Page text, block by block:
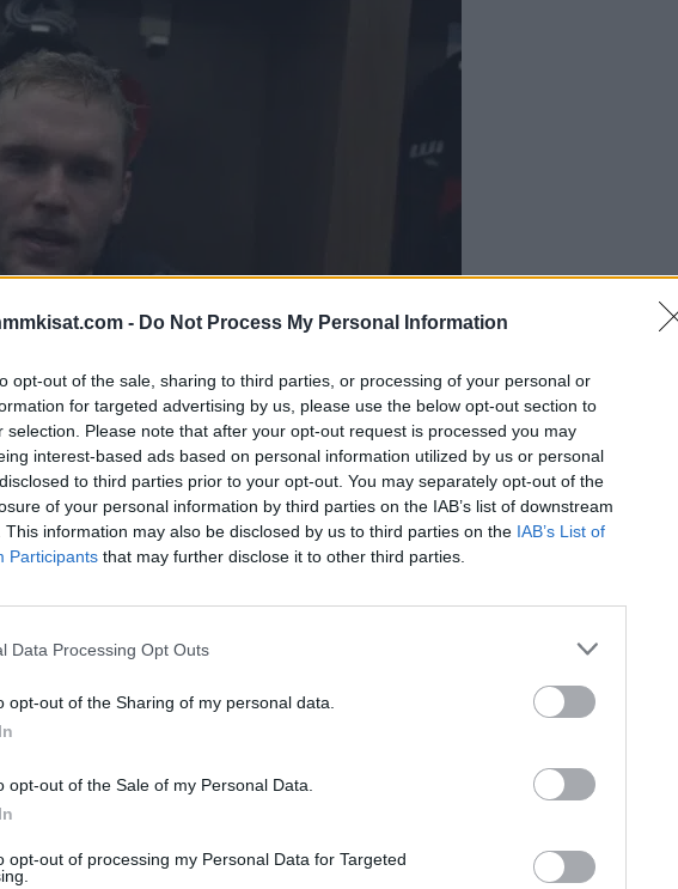
- Do Not Process My Personal Information
opt-out of the sale, sharing to third parties, or processing of your personal or
for targeted advertising by us, please use the below opt-out section to
selection. Please note that after your opt-out request is processed you may
interest-based ads based on personal information utilized by us or personal
to third parties prior to your opt-out. You may separately opt-out of the
of your personal information by third parties on the IAB’s list of downstream
This information may also be disclosed by us to third parties on the IAB’s List of
Participants that may further disclose it to other third parties.
Data Processing Opt Outs
opt-out of the Sharing of my personal data.
opt-out of the Sale of my Personal Data.
opt-out of processing my Personal Data for Targeted
NHL:ssä, kun Carolina Hurricanes hankki
miehen sopimus päättyy kesällä ja
Kuitenkin monet olivat täysin varmoja siitä, että
vaan sopu syntyy ennen pitkään.
että Coloradon kärsivällisyys loppui tai sitten
suomalaisen markkina-arvoa ja sitä ei suostuttu
shokkiuutinen, kun Colorado ilmoitti kaupanneensa
Tuoreimmat uutiset
MM-kullasta
Leijonat voitti
jatkoajalla
Tässä Leijonien
31.05.2026 18:37
Huikeaa
kaatoi Kanadan
ensimmäisen
Vakuuttava
nurin ja eteni
tauon jälkeen
Suomi – Tshekki
28.05.2026 15:09